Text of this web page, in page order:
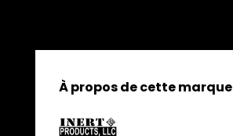
À propos de cette marque